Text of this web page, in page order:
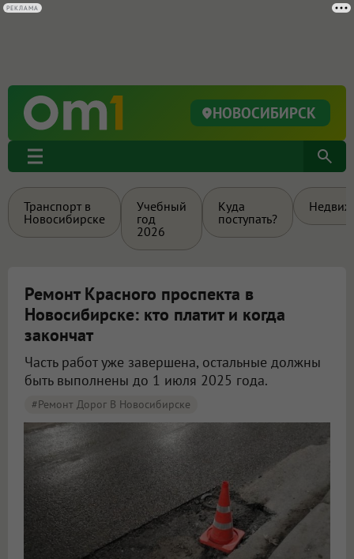
НОВОСИБИРСК
Транспорт в
Новосибирске
Учебный
год
2026
Куда
поступать?
Ремонт Красного проспекта в
Новосибирске: кто платит и когда
закончат
Часть работ уже завершена, остальные должны
быть выполнены до 1 июля 2025 года.
#Ремонт Дорог В Новосибирске